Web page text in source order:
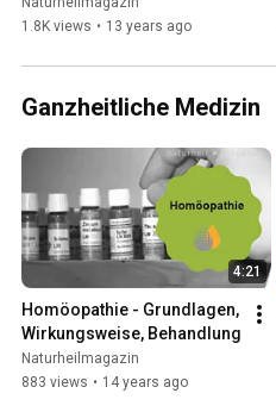
1.8K views • 13 years ago
Ganzheitliche Medizin
4:21
Homöopathie - Grundlagen,
Wirkungsweise, Behandlung
Naturheilmagazin
883 views • 14 years ago